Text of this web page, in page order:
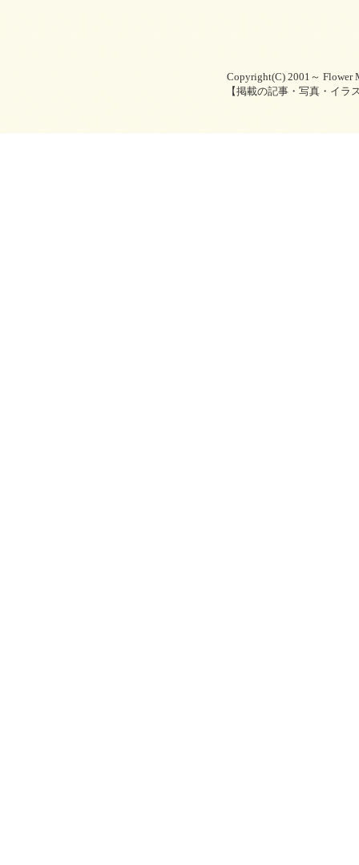
Copyright(C) 2001～ Flower
【掲載の記事・写真・イ